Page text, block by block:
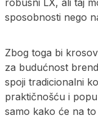
robusni LX, ali taj
sposobnosti nego
Zbog toga bi
za budućnost
spoji tradicionalni
praktičnošću i
samo kako će na